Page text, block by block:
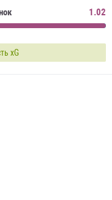
1.02
xG